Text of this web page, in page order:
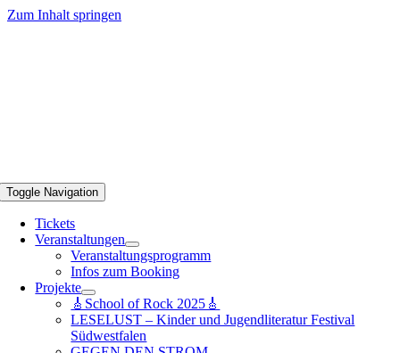
Zum Inhalt springen
Toggle Navigation
Tickets
Veranstaltungen
Veranstaltungsprogramm
Infos zum Booking
Projekte
🎸School of Rock 2025🎸
LESELUST – Kinder und Jugendliteratur Festival
Südwestfalen